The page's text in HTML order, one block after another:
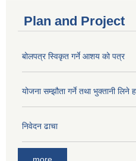
Plan and Project
बोलपत्र स्विकृत गर्ने आशय को पत्र
योजना सम्झौता गर्ने तथा भुक्तानी लिने
निवेदन ढाचा